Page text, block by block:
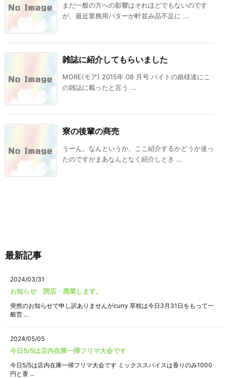
まだ一般の方への影響はそれほどでもないのです
が、最近業務用バターが軒並み品不足に ...
雑誌に紹介してもらいました
MORE(モア) 2015年 08 月号 バイトの娘様達にこ
の雑誌に載ったと言う ...
寮の後輩の商売
うーん、なんというか、ここ紹介するかどうか迷っ
たのですがまあなんとなく紹介しとき ...
最新記事
2024/03/31
お知らせ 閉店・廃業します。
突然のお知らせで申し訳ありませんがcurry 草枕は今日3月31日をもって一
般営 ...
2024/05/05
今日5/5は店内在庫一掃フリマ大会です
今日5/5は店内在庫一掃フリマ大会です ミックススパイスは香りのみ1000
円と香 ...